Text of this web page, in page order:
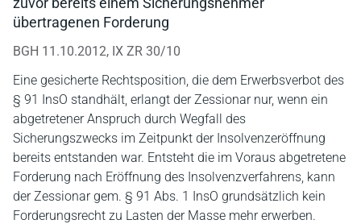
übertragenen Forderung
BGH 11.10.2012, IX ZR 30/10
Eine gesicherte Rechtsposition, die dem Erwerbsverbot des
§ 91 InsO standhält, erlangt der Zessionar nur, wenn ein
abgetretener Anspruch durch Wegfall des
Sicherungszwecks im Zeitpunkt der Insolvenzeröffnung
bereits entstanden war. Entsteht die im Voraus abgetretene
Forderung nach Eröffnung des Insolvenzverfahrens, kann
der Zessionar gem. § 91 Abs. 1 InsO grundsätzlich kein
Forderungsrecht zu Lasten der Masse mehr erwerben.